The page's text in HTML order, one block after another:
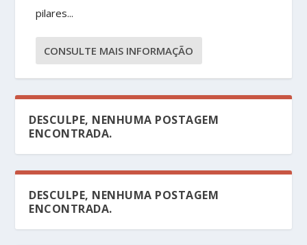
pilares...
CONSULTE MAIS INFORMAÇÃO
DESCULPE, NENHUMA POSTAGEM
ENCONTRADA.
DESCULPE, NENHUMA POSTAGEM
ENCONTRADA.